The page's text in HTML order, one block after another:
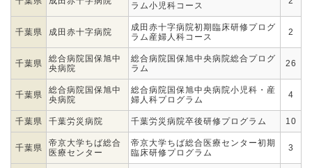
ラム小児科コース
千葉県 成田赤十字病院
成田赤十字病院初期臨床研修プログ
ラム産婦人科コース
2
千葉県
総合病院国保旭中
央病院
総合病院国保旭中央病院総合プログ
ラム
26
千葉県
総合病院国保旭中
央病院
総合病院国保旭中央病院小児科・産
婦人科プログラム
4
千葉県 千葉労災病院 千葉労災病院卒後研修プログラム 10
千葉県
帝京大学ちば総合
医療センター
帝京大学ちば総合医療センター初期
臨床研修プログラム
3